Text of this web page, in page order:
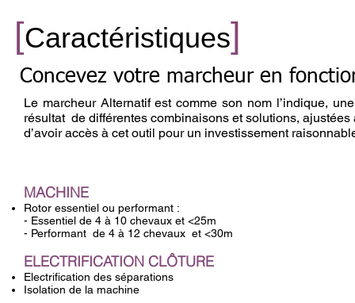
[Caractéristiques]
Concevez votre marcheur en
Le marcheur Alternatif est comme son nom l’indique,
résultat de différentes combinaisons et solutions,
d’avoir accès à cet outil pour un investissement
MACHINE
Rotor essentiel ou performant :
- Essentiel de 4 à 10 chevaux et <25m
- Performant de 4 à 12 chevaux et <30m
ELECTRIFICATION CLÔTURE
Electrification des séparations
Isolation de la machine